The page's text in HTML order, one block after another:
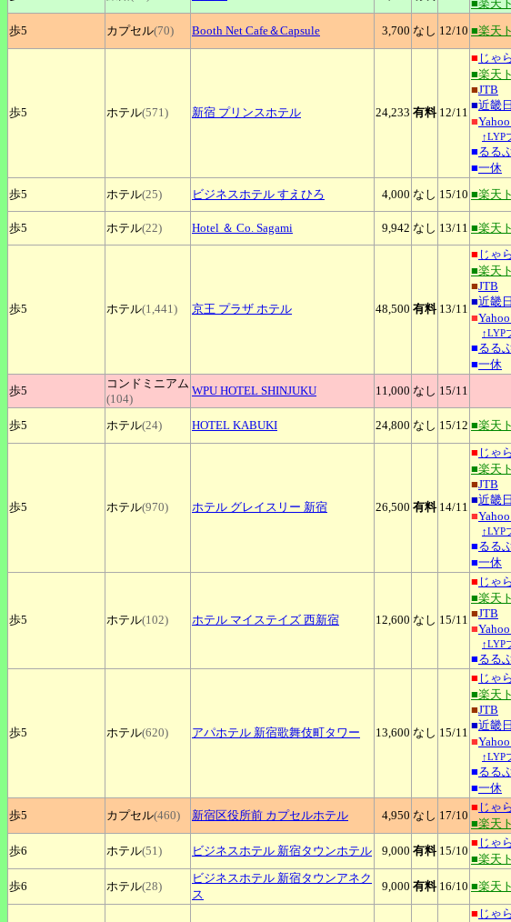
■楽天
歩5 カプセル(70) Booth Net Cafe＆Capsule 3,700 なし 12/10 ■楽天
歩5 ホテル(571) 新宿 プリンスホテル 24,233 有料 12/11
■ じゃ
■楽天
■JTB
■近畿
■
↑LYP
■るる
■一休
歩5 ホテル(25) ビジネスホテル すえひろ 4,000 なし 15/10 ■楽天
歩5 ホテル(22) Hotel ＆ Co. Sagami 9,942 なし 13/11 ■楽天
歩5 ホテル(1,441) 京王 プラザ ホテル 48,500 有料 13/11
■ じゃ
■楽天
■JTB
■近畿
■
↑LYP
■るる
■一休
歩5
コンドミニアム
(104)
WPU HOTEL SHINJUKU 11,000 なし 15/11
歩5 ホテル(24) HOTEL KABUKI 24,800 なし 15/12 ■楽天
歩5 ホテル(970) ホテル グレイスリー 新宿 26,500 有料 14/11
■ じゃ
■楽天
■JTB
■近畿
■
↑LYP
■るる
■一休
歩5 ホテル(102) ホテル マイステイズ 西新宿 12,600 なし 15/11
■ じゃ
■楽天
■JTB
■
↑LYP
■るる
歩5 ホテル(620) アパホテル 新宿歌舞伎町タワー 13,600 なし 15/11
■ じゃ
■楽天
■JTB
■近畿
■
↑LYP
■るる
■一休
歩5 カプセル(460) 新宿区役所前 カプセルホテル 4,950 なし 17/10
■ じゃ
■楽天
歩6 ホテル(51) ビジネスホテル 新宿タウンホテル 9,000 有料 15/10
■ じゃ
■楽天
歩6 ホテル(28)
ビジネスホテル 新宿タウンアネク
ス
9,000 有料 16/10 ■楽天
■ じゃ